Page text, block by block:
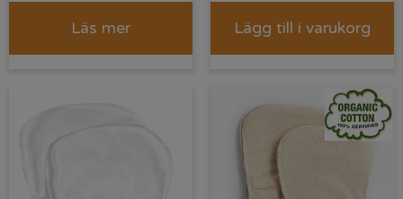
Läs mer Lägg till i varukorg